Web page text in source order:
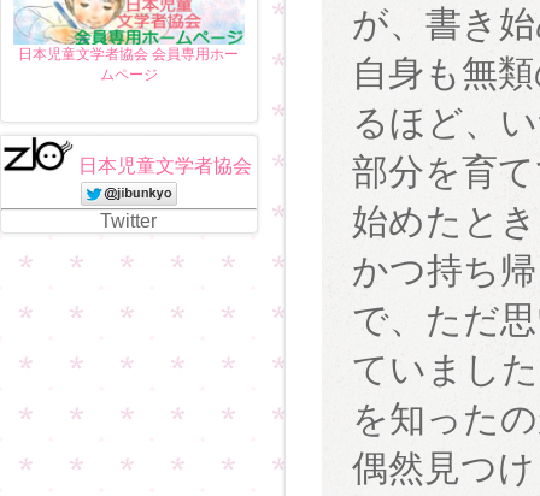
日本児童文学者協会 会員専用ホー
ムページ
日本児童文学者協会
Twitter
が、書き
自身も無
るほど、
部分を育
始めたと
かつ持ち
で、ただ
ていまし
を知った
偶然見つ